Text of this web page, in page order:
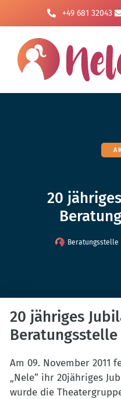
+49 681 32043
20
Beratungsstelle
20 jähriges
Beratungsstelle
Am 09. November 2011
„Nele“ ihr 20jähriges
wurde die